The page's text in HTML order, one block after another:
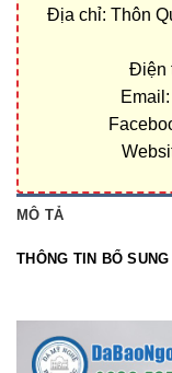
Địa chỉ: Thôn
Điện
Email:
MÔ TẢ
THÔNG TIN BỔ SUNG